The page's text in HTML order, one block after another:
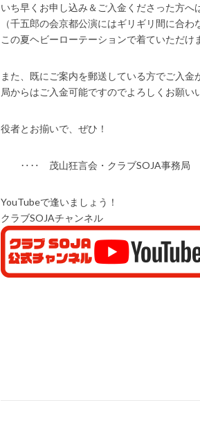
いち早くお申し込み＆ご入金くださった方へ
（千五郎の会京都公演にはギリギリ間に合わ
この夏ヘビーローテーションで着ていただけ
また、既にご案内を郵送している方でご入
局からはご入金可能ですのでよろしくお願い
役者とお揃いで、ぜひ！
‥‥ 茂山狂言会・クラブSOJA事務
YouTubeで逢いましょう！
クラブSOJAチャンネル